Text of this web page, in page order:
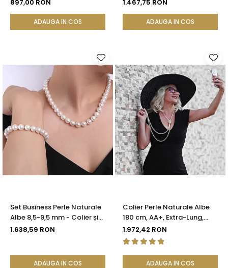
897,00 RON
ADAUGA IN COS
1.467,75 RON
ADAUGA IN COS
Set Business Perle Naturale
Albe 8,5-9,5 mm - Colier și
Brățară, Argint 925 |
1.638,59 RON
ADAUGA IN COS
Colier Perle Naturale Albe
180 cm, AA+, Extra-Lung,
Argint 925 | KASKADDA®
1.972,42 RON
ADAUGA IN COS